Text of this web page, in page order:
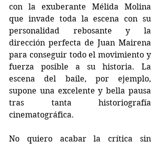
con la exuberante Mélida Molina
que invade toda la escena con su
personalidad rebosante y la
dirección perfecta de Juan Mairena
para conseguir todo el movimiento y
fuerza posible a su historia. La
escena del baile, por ejemplo,
supone una excelente y bella pausa
tras tanta historiografía
cinematográfica.
No quiero acabar la crítica sin